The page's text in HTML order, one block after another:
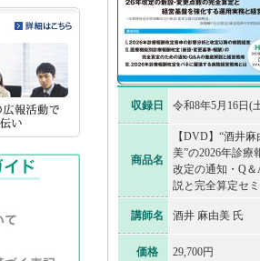
収録日 令和8年5月16日(
商品名
【DVD】“酒井麻
美”の2026年診療
改定の通知・Q＆
説と完全算定セ
講師名 酒井 麻由美 氏
価格 29,700円